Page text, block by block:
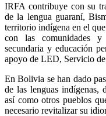
IRFA contribuye con su
de la lengua guaraní,
territorio indígena en el
con las comunidades y
secundaria y educación
apoyo de LED, Servicio
En Bolivia se han dado
de las lenguas indígenas,
así como otros pueblos
necesario revitalizar su